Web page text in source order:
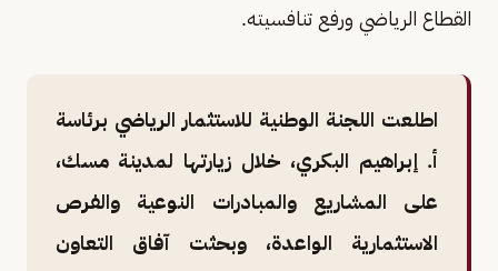
القطاع الرياضي ورفع تنافسيته.
اطلعت اللجنة الوطنية للاستثمار الرياضي برئاسة
أ. إبراهيم البكري، خلال زيارتها لمدينة مسك،
على المشاريع والمبادرات النوعية والفرص
الاستثمارية الواعدة، وبحثت آفاق التعاون